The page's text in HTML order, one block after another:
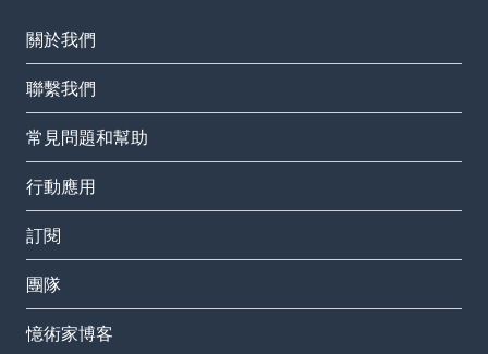
關於我們
聯繫我們
常見問題和幫助
行動應用
訂閱
團隊
憶術家博客